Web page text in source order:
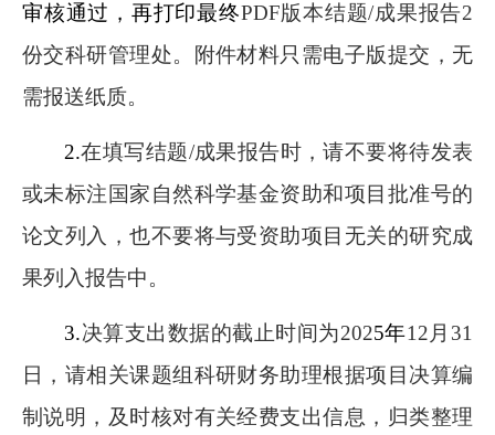
审核通过，再打印最终PDF版本结题/成果报告2
份交科研管理处。附件材料只需电子版提交，无
需报送纸质。
2.在填写结题/成果报告时，请不要将待发表
或未标注国家自然科学基金资助和项目批准号的
论文列入，也不要将与受资助项目无关的研究成
果列入报告中。
3.决算支出数据的截止时间为2025年12月31
日，请相关课题组科研财务助理根据项目决算编
制说明，及时核对有关经费支出信息，归类整理